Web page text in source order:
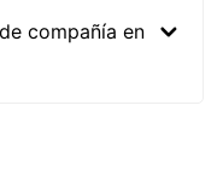
compañía en